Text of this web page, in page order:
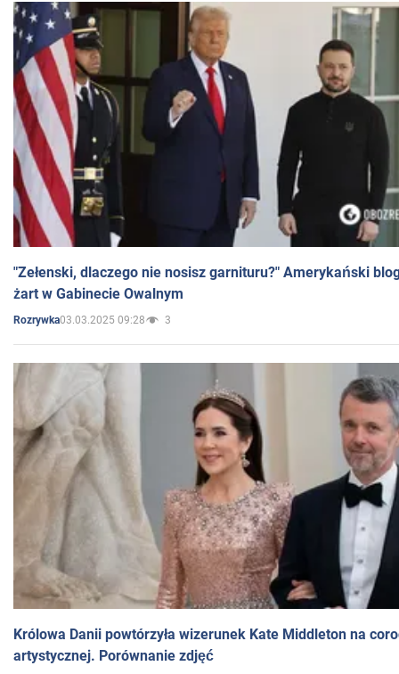
"Zełenski, dlaczego nie nosisz garnituru?" Amerykański
żart w Gabinecie Owalnym
Rozrywka03.03.2025 09:28 3
Królowa Danii powtórzyła wizerunek Kate Middleton na
artystycznej. Porównanie zdjęć